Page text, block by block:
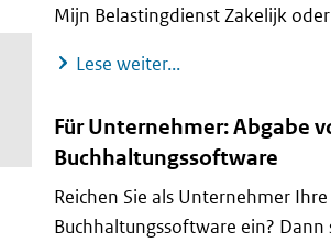
Mijn Belastingdienst Zakelijk
Lese weiter...Für Unternehmer:
Für Unternehmer: Abgabe
Buchhaltungssoftware
Reichen Sie als Unternehmer
Buchhaltungssoftware ein?